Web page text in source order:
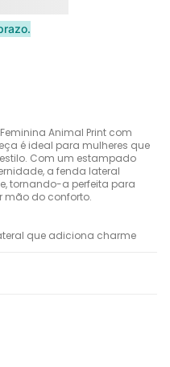
Animal Print com
é ideal para mulheres que
Com um estampado
a fenda lateral
tornando-a perfeita para
mão do conforto.
que adiciona charme